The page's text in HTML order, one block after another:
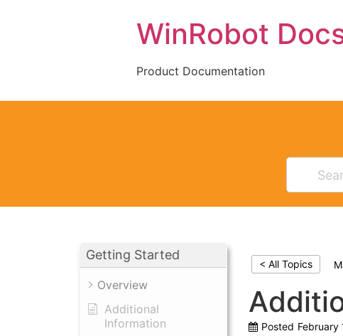
WinRobot
Product Documentation
Getting Started
Overview
Additional
Information
< All Topics
Posted February